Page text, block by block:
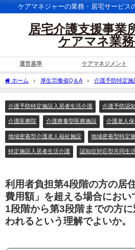
ケアマネジャーの業務・居宅サービス
居宅介護支援事業
ケアマネ業務
運営基準 ケアマネジメント
ホーム 厚生労働省Q＆A 介護予防特定
第4段階の方の居住費・食費が「基準費用額」を超
介護予防特定施設入居者生活介護
介護予防認
介護医療院 介護療養型医療施設 介護老人
地域密着型介護老人福祉施設 地域密着型特定
特定施設入居者生活介護 認知症対応型共同生
利用者負担第4段階の方の居
費用額」を超える場合にお
1段階から第3段階までの方
われるという理解でよいか。